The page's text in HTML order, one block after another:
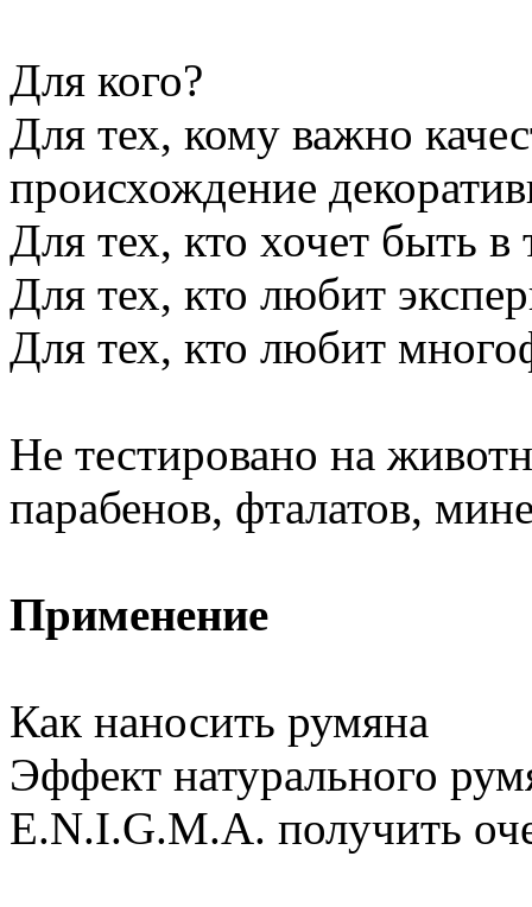
Для кого?
Для тех, кому важно
происхождение
Для тех, кто хочет быть в
Для тех, кто любит
Для тех, кто любит
Не тестировано на
парабенов, фталатов,
Применение
Как наносить румяна
Эффект натурального
E.N.I.G.M.A. получить